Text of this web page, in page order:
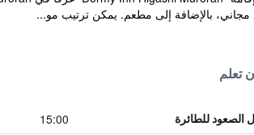
بالإضافة إلى مطعم. يمكن ترتيب مو...
تعلم
للطائرة 15:00